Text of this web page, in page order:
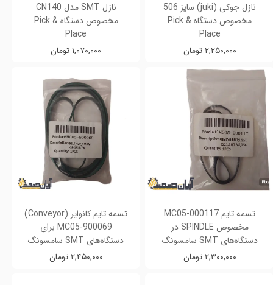
نازل جوکی (juki) سایز 506
مخصوص دستگاه Pick &
Place
۲,۲۵۰,۰۰۰ تومان
نازل SMT مدل CN140
مخصوص دستگاه Pick &
Place
۱,۰۷۰,۰۰۰ تومان
تسمه تایم MC05-000117
مخصوص SPINDLE در
دستگاه‌های SMT سامسونگ
۲,۳۰۰,۰۰۰ تومان
تسمه تایم کانوایر (Conveyor)
MC05-900069 برای
دستگاه‌های SMT سامسونگ
۲,۴۵۰,۰۰۰ تومان